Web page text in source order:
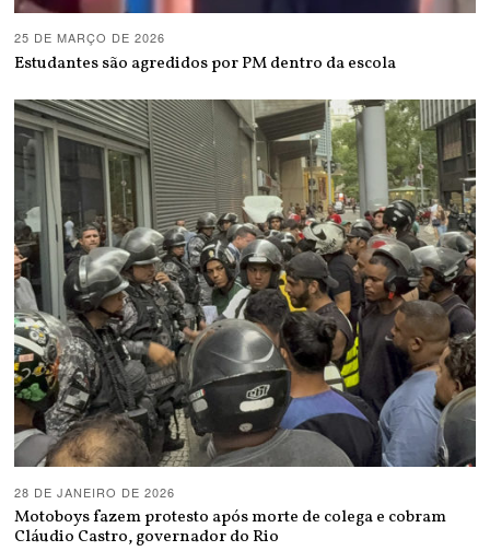
25 DE MARÇO DE 2026
Estudantes são agredidos por PM dentro da escola
28 DE JANEIRO DE 2026
Motoboys fazem protesto após morte de colega e cobram
Cláudio Castro, governador do Rio